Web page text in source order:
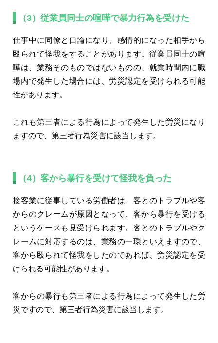
（3）従業員同士の喧嘩で暴力行為を受けた
仕事中に同僚と口論になり、感情的になった相手から
殴られて怪我をすることがあります。従業員同士の喧
嘩は、業務そのものではないものの、就業時間内に職
場内で発生した場合には、労災認定を受けられる可能
性があります。
これも第三者による行為によって発生した労災になり
ますので、第三者行為災害に該当します。
（4）客から暴行を受けて怪我を負った
接客業に従事している労働者は、客とのトラブルや客
からのクレームが原因となって、客から暴行を受ける
というケースも見受けられます。客とのトラブルやク
レームに対応するのは、業務の一環といえますので、
客から殴られて怪我をしたのであれば、労災認定を受
けられる可能性があります。
客からの暴行も第三者による行為によって発生した労
災ですので、第三者行為災害に該当します。